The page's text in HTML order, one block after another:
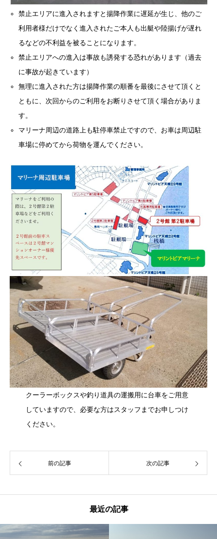
禁止エリアに進入されますと揚降作業に遅延が生じ、他のご
利用者様だけでなく進入されたご本人も出艇や陸揚げが遅れ
るなどの不利益を被ることになります。
禁止エリアへの進入は事故も誘発する恐れがあります（過去
に事故が起きています）
無理に進入された方は揚降作業の順番を最後にさせて頂くと
ともに、次回からのご利用をお断りさせて頂く場合がありま
す。
マリーナ周辺の道路上も駐停車禁止ですので、お車は周辺駐
車場に停めてから荷物を運んでください。
クーラーボックスや釣り道具の運搬用に台車をご用意
していますので、必要な方はスタッフまでお申しつけ
ください。
前の記事 次の記事
最近の記事